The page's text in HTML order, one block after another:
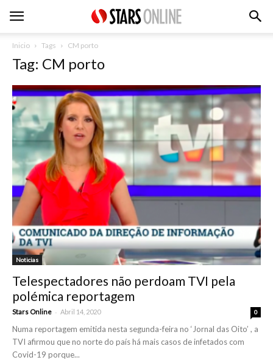
Inicio Tags CM porto
Tag: CM porto
Noticias
Telespectadores não perdoam TVI pela
polémica reportagem
Stars Online - Abril 14, 2020 0
Numa reportagem emitida nesta segunda-feira no ‘Jornal das Oito’ , a
TVI afirmou que no norte do país há mais casos de infetados com
Covid-19 porque...